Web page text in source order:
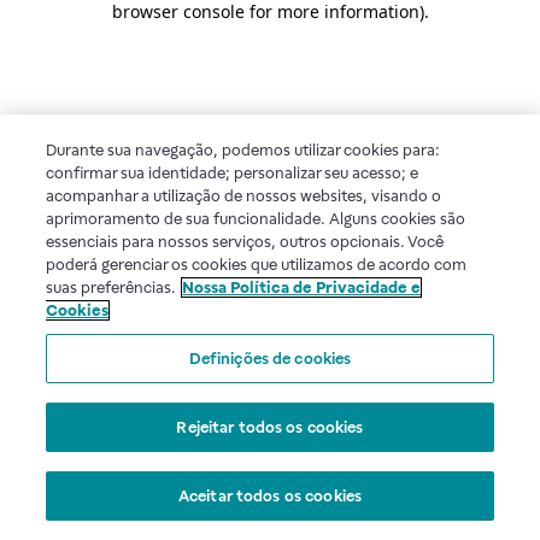
browser console for more information).
Durante sua navegação, podemos utilizar cookies para:
confirmar sua identidade; personalizar seu acesso; e
acompanhar a utilização de nossos websites, visando o
aprimoramento de sua funcionalidade. Alguns cookies são
essenciais para nossos serviços, outros opcionais. Você
poderá gerenciar os cookies que utilizamos de acordo com
suas preferências. Nossa Política de Privacidade e
Cookies
Definições de cookies
Rejeitar todos os cookies
Aceitar todos os cookies